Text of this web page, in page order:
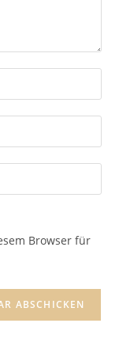
Browser für